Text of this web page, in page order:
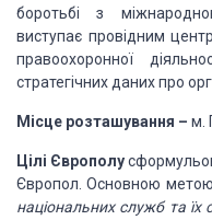
боротьбі з
виступає провідним
правоохоронної
стратегічних даних про
Місце розташування – м.
Цілі Європолу
Європол. Основною
національних служб та їх